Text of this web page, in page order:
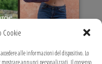
Cookie
alle informazioni del dispositivo. Lo
annunci personalizzati. Il consenso